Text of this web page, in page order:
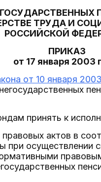
ТРУДА И
РОССИЙСКОЙ
ПРИКАЗ
от 17 января 2003
от 10 января
принять к
актов в
при осуществлении